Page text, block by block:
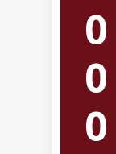
0
0
0